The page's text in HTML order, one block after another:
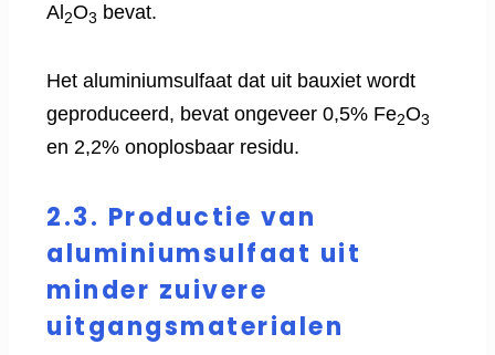
Al 2O3 bevat.
Het aluminiumsulfaat dat uit bauxiet wordt
geproduceerd, bevat ongeveer 0,5% Fe2O3
en 2,2% onoplosbaar residu.
2.3. Productie van
aluminiumsulfaat uit
minder zuivere
uitgangsmaterialen